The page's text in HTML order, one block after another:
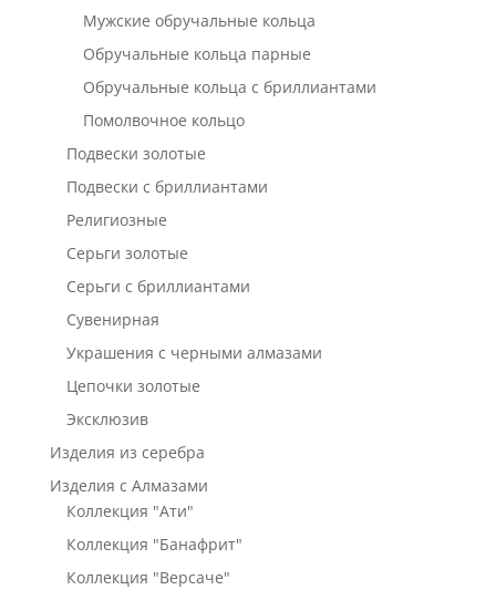
Мужские обручальные кольца
Обручальные кольца парные
Обручальные кольца с бриллиантами
Помолвочное кольцо
Подвески золотые
Подвески с бриллиантами
Религиозные
Серьги золотые
Серьги с бриллиантами
Сувенирная
Украшения с черными алмазами
Цепочки золотые
Эксклюзив
Изделия из серебра
Изделия с Алмазами
Коллекция "Ати"
Коллекция "Банафрит"
Коллекция "Версаче"